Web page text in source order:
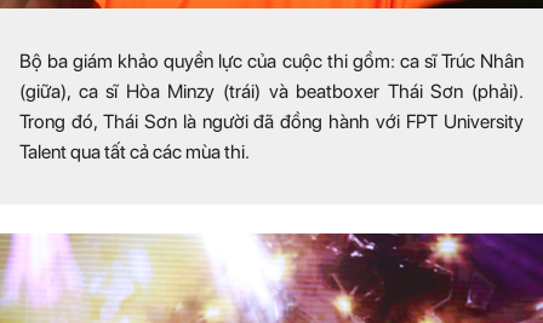
Bộ ba giám khảo quyền lực của cuộc thi gồm: ca sĩ Trúc Nhân
(giữa), ca sĩ Hòa Minzy (trái) và beatboxer Thái Sơn (phải).
Trong đó, Thái Sơn là người đã đồng hành với FPT University
Talent qua tất cả các mùa thi.